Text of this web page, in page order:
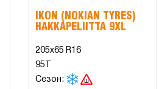
IKON (NOKIAN TYRES)
HAKKAPELIITTA 9XL
205x65 R16
95T
Сезон: